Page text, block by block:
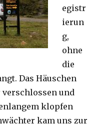
egistr
ierun
g,
ohne
die
Das Häuschen
und
klopfen
kam uns zur